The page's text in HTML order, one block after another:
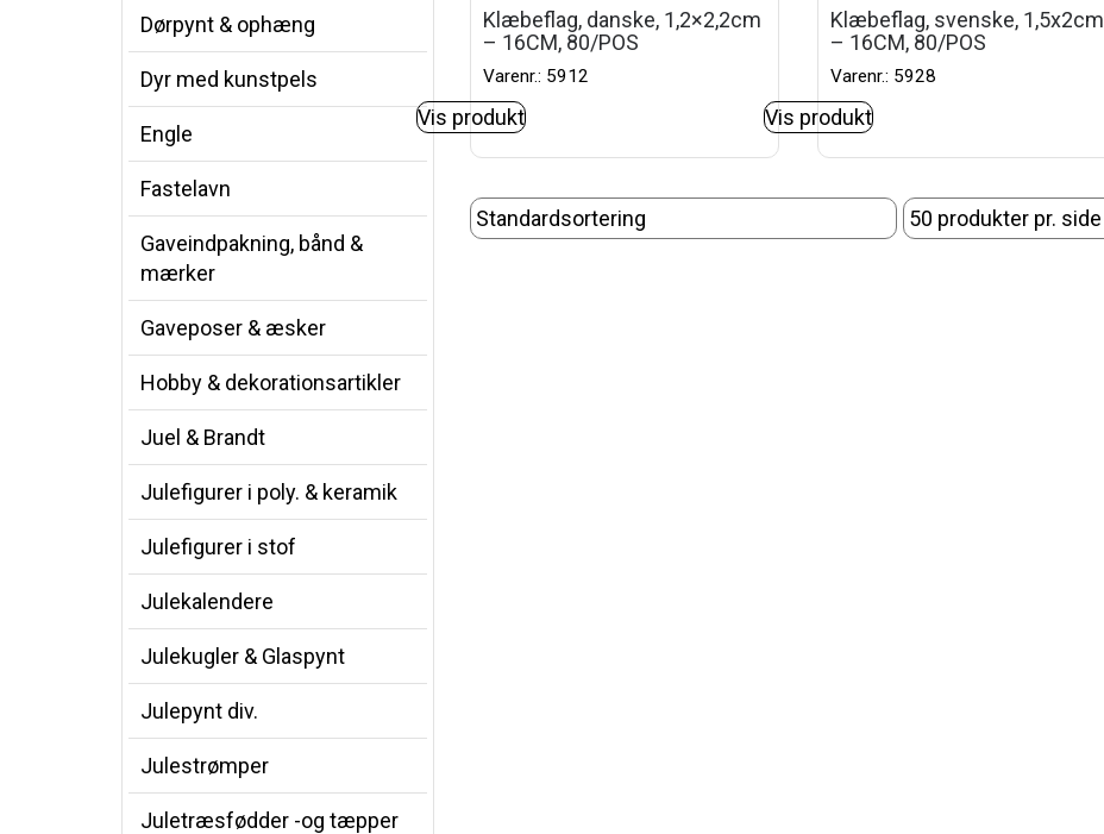
Dørpynt & ophæng
Dyr med kunstpels
Engle
Fastelavn
Gaveindpakning, bånd &
mærker
Gaveposer & æsker
Hobby & dekorationsartikler
Juel & Brandt
Julefigurer i poly. & keramik
Julefigurer i stof
Julekalendere
Julekugler & Glaspynt
Julepynt div.
Julestrømper
Juletræsfødder -og tæpper
Klæbeflag, danske, 1,2×2,2cm
– 16CM, 80/POS
Varenr.: 5912
Vis produkt
Klæbeflag, svenske, 1,5x2cm
– 16CM, 80/POS
Varenr.: 5928
Vis produkt